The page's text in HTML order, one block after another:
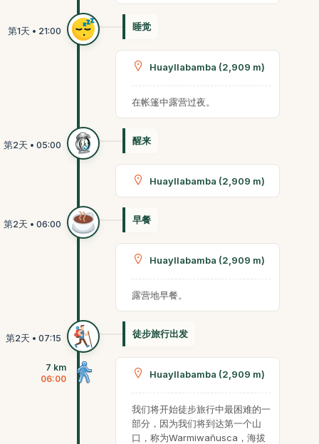
睡觉
Huayllabamba (2,909 m)
在帐篷中露营过夜。
醒来
Huayllabamba (2,909 m)
早餐
Huayllabamba (2,909 m)
露营地早餐。
徒步旅行出发
7 km
06:00
Huayllabamba (2,909 m)
我们将开始徒步旅行中最困难的一
部分，因为我们将到达第一个山
口，称为Warmiwañusca，海拔